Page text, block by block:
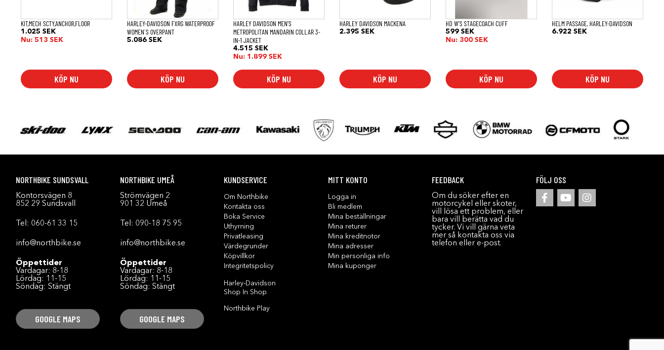
KIT,MECH SCTY,ANCHOR,FLOOR
1.025 SEK
Nu: 513 SEK
KÖP NU
HARLEY-DAVIDSON FXRG WATERPROOF
WOMEN´S OVERPANT
5.086SEK
KÖP NU
på
produktsidan
HARLEY DAVIDSON MEN’S
METROPOLITAN MANDARIN COLLAR 3-
IN-1 JACKET
4.515SEK
Nu: 1.899SEK
KÖP NU
väljas
på
produktsidan
HARLEY DAVIDSON MACKENA
2.395SEK
KÖP NU
på
produktsidan
HD W’S STAGECOACH CUFF
599SEK
Nu: 300SEK
KÖP NU
HELM PASSAGE, HARLEY-DAVIDSON
6.922SEK
KÖP NU
på
produktsidan
NORTHBIKE SUNDSVALL
Kontorsvägen 8
852 29 Sundsvall
Tel: 060-61 33 15
info@northbike.se
Öppettider
Vardagar: 8-18
Lördag: 11-15
Söndag: Stängt
GOOGLE MAPS
NORTHBIKE UMEÅ
Strömvägen 2
901 32 Umeå
Tel: 090-18 75 95
info@northbike.se
Öppettider
Vardagar: 8-18
Lördag: 11-15
Söndag: Stängt
GOOGLE MAPS
KUNDSERVICE
Om Northbike
Kontakta oss
Boka Service
Uthyrning
Privatleasing
Värdegrunder
Köpvillkor
Integritetspolicy
Harley-Davidson
Shop In Shop
Northbike Play
MITT KONTO
Logga in
Bli medlem
Mina beställningar
Mina returer
Mina kreditnotor
Mina adresser
Min personliga info
Mina kuponger
FEEDBACK
Om du söker efter en
motorcykel eller skoter,
vill lösa ett problem, eller
bara vill berätta vad du
tycker. Vi vill gärna veta
mer så kontakta oss via
telefon eller e-post.
FÖLJ OSS